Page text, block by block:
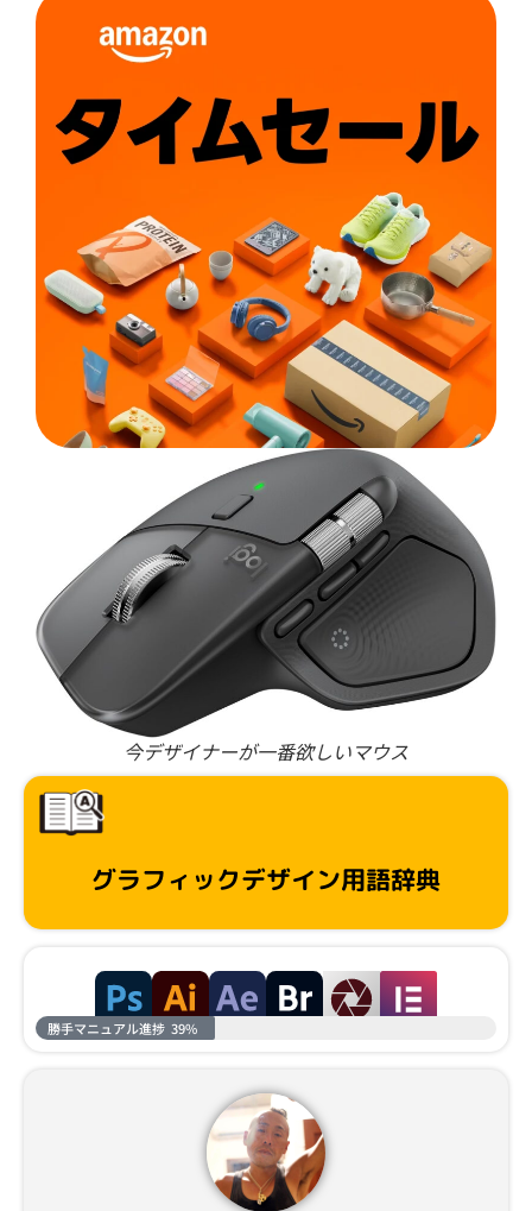
今デザイナーが一番欲しいマウス
グラフィックデザイン用語辞典
勝手マニュアル進捗 39%